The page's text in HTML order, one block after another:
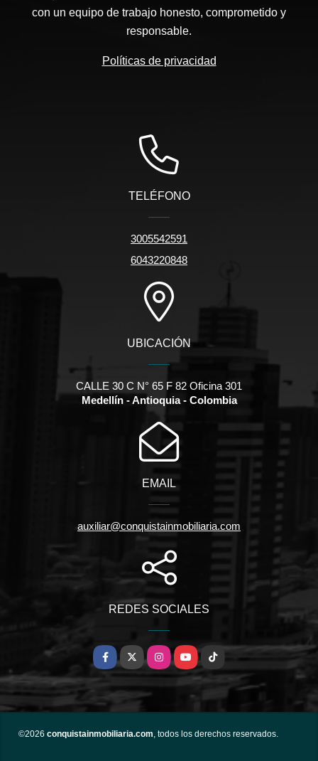
con un equipo de trabajo honesto, comprometido y
responsable.
Políticas de privacidad
TELÉFONO
3005542591
6043220848
UBICACIÓN
CALLE 30 C N° 65 F 82 Oficina 301
Medellín - Antioquia - Colombia
EMAIL
auxiliar@conquistainmobiliaria.com
REDES SOCIALES
Facebook
X InstagramYouTubeTikTok
©2026 conquistainmobiliaria.com , todos los derechos reservados.